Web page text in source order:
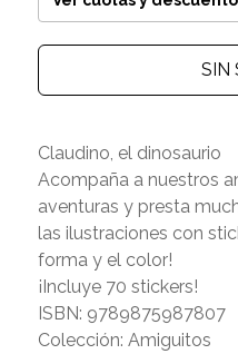
SIN
Claudino, el dinosaurio
Acompaña a nuestros
aventuras y presta
las ilustraciones con
forma y el color!
¡Incluye 70 stickers!
ISBN: 9789875987807
Colección: Amiguitos